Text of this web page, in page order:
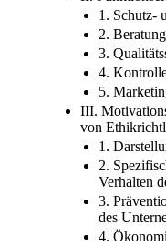
1. Schutz-
2.
3.
4.
5.
III.
von
1.
2.
Verhalten
3.
des
4.